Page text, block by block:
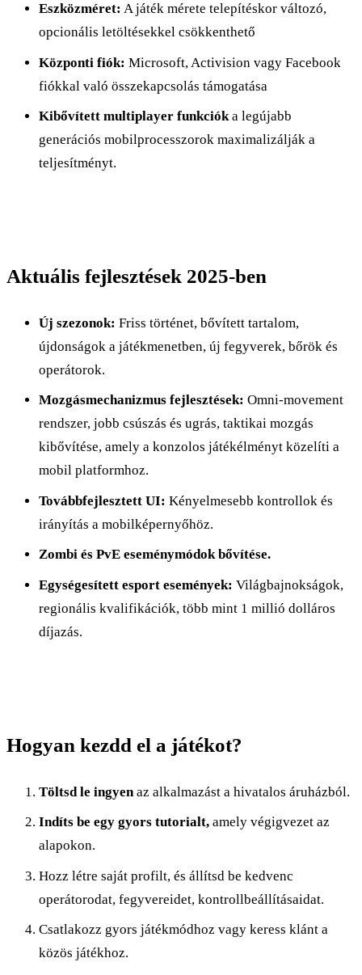
Eszközméret: A játék mérete telepítéskor változó,
opcionális letöltésekkel csökkenthető
Központi fiók: Microsoft, Activision vagy Facebook
fiókkal való összekapcsolás támogatása
Kibővített multiplayer funkcióka legújabb
generációs mobilprocesszorok maximalizálják a
teljesítményt.​​
Aktuális fejlesztések 2025-ben
Új szezonok: Friss történet, bővített tartalom,
újdonságok a játékmenetben, új fegyverek, bőrök és
operátorok.
Mozgásmechanizmus fejlesztések: Omni-movement
rendszer, jobb csúszás és ugrás, taktikai mozgás
kibővítése, amely a konzolos játékélményt közelíti a
mobil platformhoz.
Továbbfejlesztett UI: Kényelmesebb kontrollok és
irányítás a mobilképernyőhöz.
Zombi és PvE eseménymódok bővítése.
Egységesített esport események: Világbajnokságok,
regionális kvalifikációk, több mint 1 millió dolláros
díjazás.​​
Hogyan kezdd el a játékot?
Töltsd le ingyen az alkalmazást a hivatalos áruházból.
Indíts be egy gyors tutorialt, amely végigvezet az
alapokon.
Hozz létre saját profilt, és állítsd be kedvenc
operátorodat, fegyvereidet, kontrollbeállításaidat.
Csatlakozz gyors játékmódhoz vagy keress klánt a
közös játékhoz.